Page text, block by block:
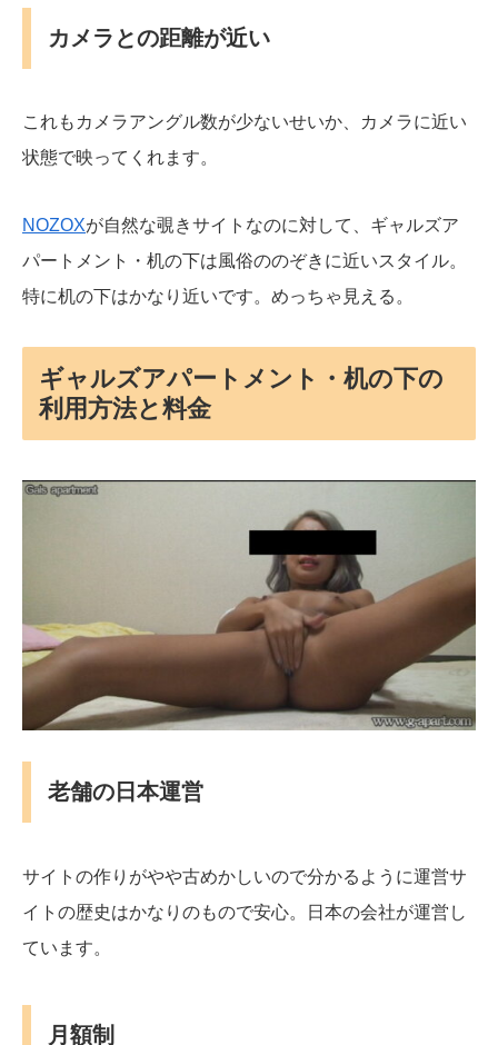
カメラとの距離が近い
これもカメラアングル数が少ないせいか、カメラに近い
状態で映ってくれます。
NOZOXが自然な覗きサイトなのに対して、ギャルズア
パートメント・机の下は風俗ののぞきに近いスタイル。
特に机の下はかなり近いです。めっちゃ見える。
ギャルズアパートメント・机の下の
利用方法と料金
老舗の日本運営
サイトの作りがやや古めかしいので分かるように運営サ
イトの歴史はかなりのもので安心。日本の会社が運営し
ています。
月額制